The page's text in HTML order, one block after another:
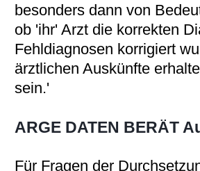
besonders dann von
ob 'ihr' Arzt die korrekten
Fehldiagnosen korrigiert
ärztlichen Auskünfte
sein.'
ARGE DATEN BERÄT
Für Fragen der